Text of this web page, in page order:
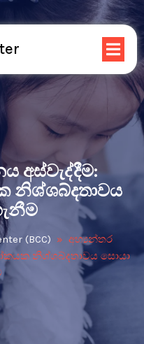
අස්වැද්දීම:
නිශ්ශබ්දතාවය
(BCC) » අභ්‍යන්තර
නිශ්ශබ්දතාවය සොයා